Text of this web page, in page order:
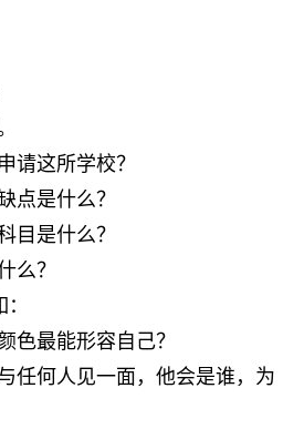
请这所学校？
点是什么？
目是什么？
么？
色最能形容自己？
任何人见一面，他会是谁，为